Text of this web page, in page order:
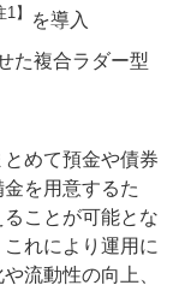
1】
を導入
た複合ラダー型
めて預金や債券
を用意するた
ことが可能とな
れにより運用に
流動性の向上、